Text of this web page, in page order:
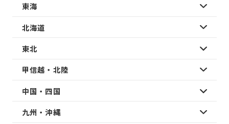
東海
北海道
東北
甲信越・北陸
中国・四国
九州・沖縄